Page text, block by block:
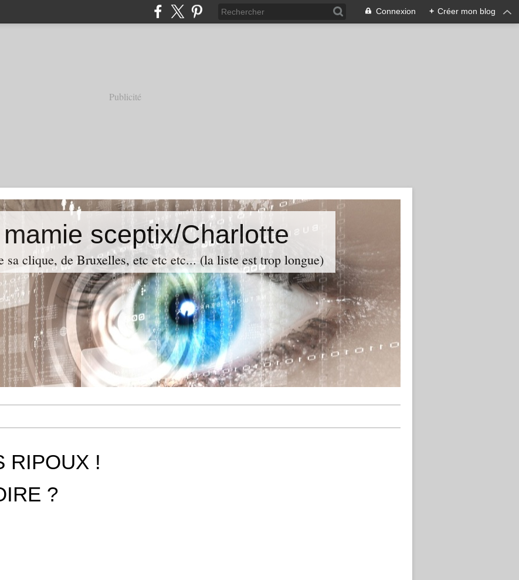
Connexion + Créer mon blog
Publicité
sceptix/Charlotte
sa clique, de Bruxelles, etc etc etc... (la liste est trop longue)
RIPOUX !
?